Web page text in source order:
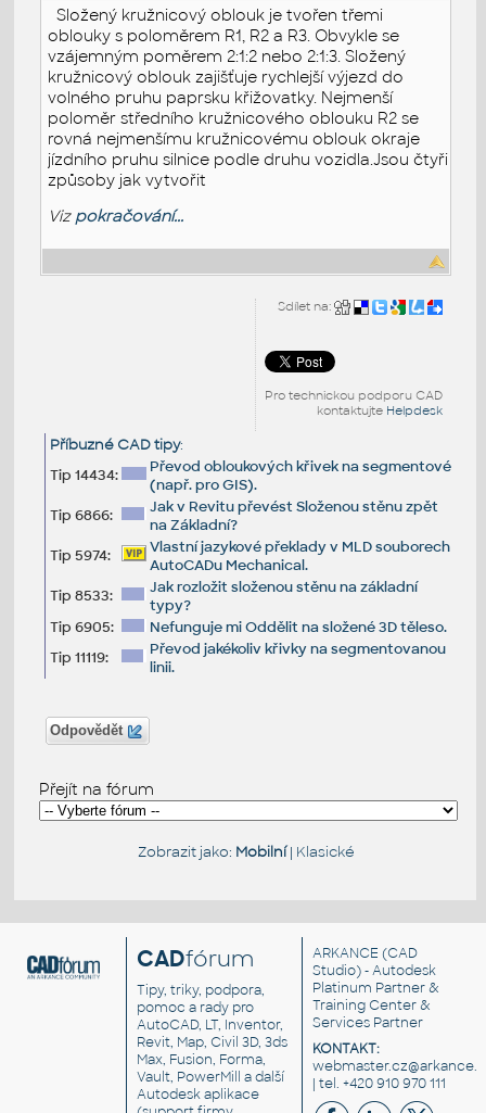
Složený kružnicový oblouk je tvořen třemi
oblouky s poloměrem R1, R2 a R3. Obvykle se
vzájemným poměrem 2:1:2 nebo 2:1:3. Složený
kružnicový oblouk zajišťuje rychlejší výjezd do
volného pruhu paprsku křižovatky. Nejmenší
poloměr středního kružnicového oblouku R2 se
rovná nejmenšímu kružnicovému oblouk okraje
jízdního pruhu silnice podle druhu vozidla.Jsou čtyři
způsoby jak vytvořit
Viz pokračování...
Sdílet na:
Pro technickou podporu CAD
kontaktujte Helpdesk
Příbuzné CAD tipy:
Tip 14434:
Převod obloukových křivek na segmentové
(např. pro GIS).
Tip 6866:
Jak v Revitu převést Složenou stěnu zpět
na Základní?
Tip 5974:
Vlastní jazykové překlady v MLD souborech
AutoCADu Mechanical.
Tip 8533:
Jak rozložit složenou stěnu na základní
typy?
Tip 6905:
Nefunguje mi Oddělit na složené 3D těleso.
Tip 11119:
Převod jakékoliv křivky na segmentovanou
linii.
Odpovědět
Přejít na fórum
Zobrazit jako: Mobilní| Klasické
CADfórum
Tipy, triky, podpora,
pomoc a rady pro
AutoCAD, LT, Inventor,
Revit, Map, Civil 3D, 3ds
Max, Fusion, Forma,
Vault, PowerMill a další
Autodesk aplikace
ARKANCE (CAD
Studio) - Autodesk
Platinum Partner &
Training Center &
Services Partner
KONTAKT:
| tel. +420 910 970 111